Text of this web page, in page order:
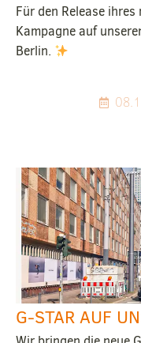
Für den Release
Kampagne auf
Berlin.
G-STAR AUF